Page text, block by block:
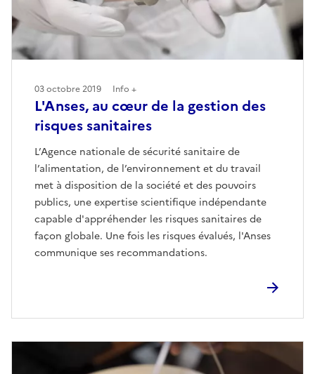
L'Anses, au cœur de la gestion des
risques sanitaires
L’Agence nationale de sécurité sanitaire de
l’alimentation, de l’environnement et du travail
met à disposition de la société et des pouvoirs
publics, une expertise scientifique indépendante
capable d'appréhender les risques sanitaires de
façon globale. Une fois les risques évalués, l'Anses
communique ses recommandations.
03 octobre 2019 Info +